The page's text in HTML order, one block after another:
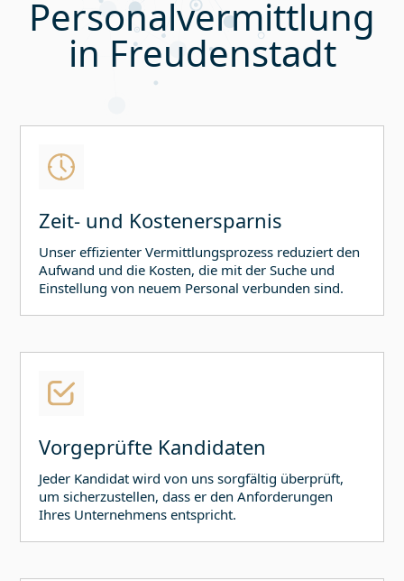
Personalvermittlung
in Freudenstadt
Zeit- und Kostenersparnis
Unser effizienter Vermittlungsprozess reduziert den
Aufwand und die Kosten, die mit der Suche und
Einstellung von neuem Personal verbunden sind.
Vorgeprüfte Kandidaten
Jeder Kandidat wird von uns sorgfältig überprüft,
um sicherzustellen, dass er den Anforderungen
Ihres Unternehmens entspricht.